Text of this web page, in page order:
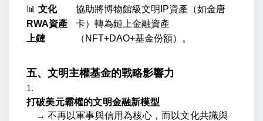
📊 文化
RWA資產
上鏈
協助將博物館級文明IP資產（如金唐
卡）轉為鏈上金融資產
（NFT+DAO+基金份額）。
五、文明主權基金的戰略影響力
打破美元霸權的文明金融新模型
→ 不再以軍事與信用為核心，而以文化共識與